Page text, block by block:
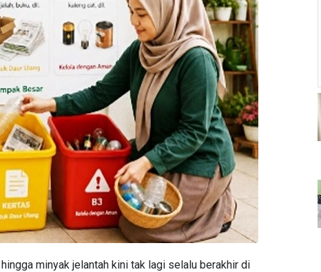
minyak jelantah kini tak lagi selalu berakhir di